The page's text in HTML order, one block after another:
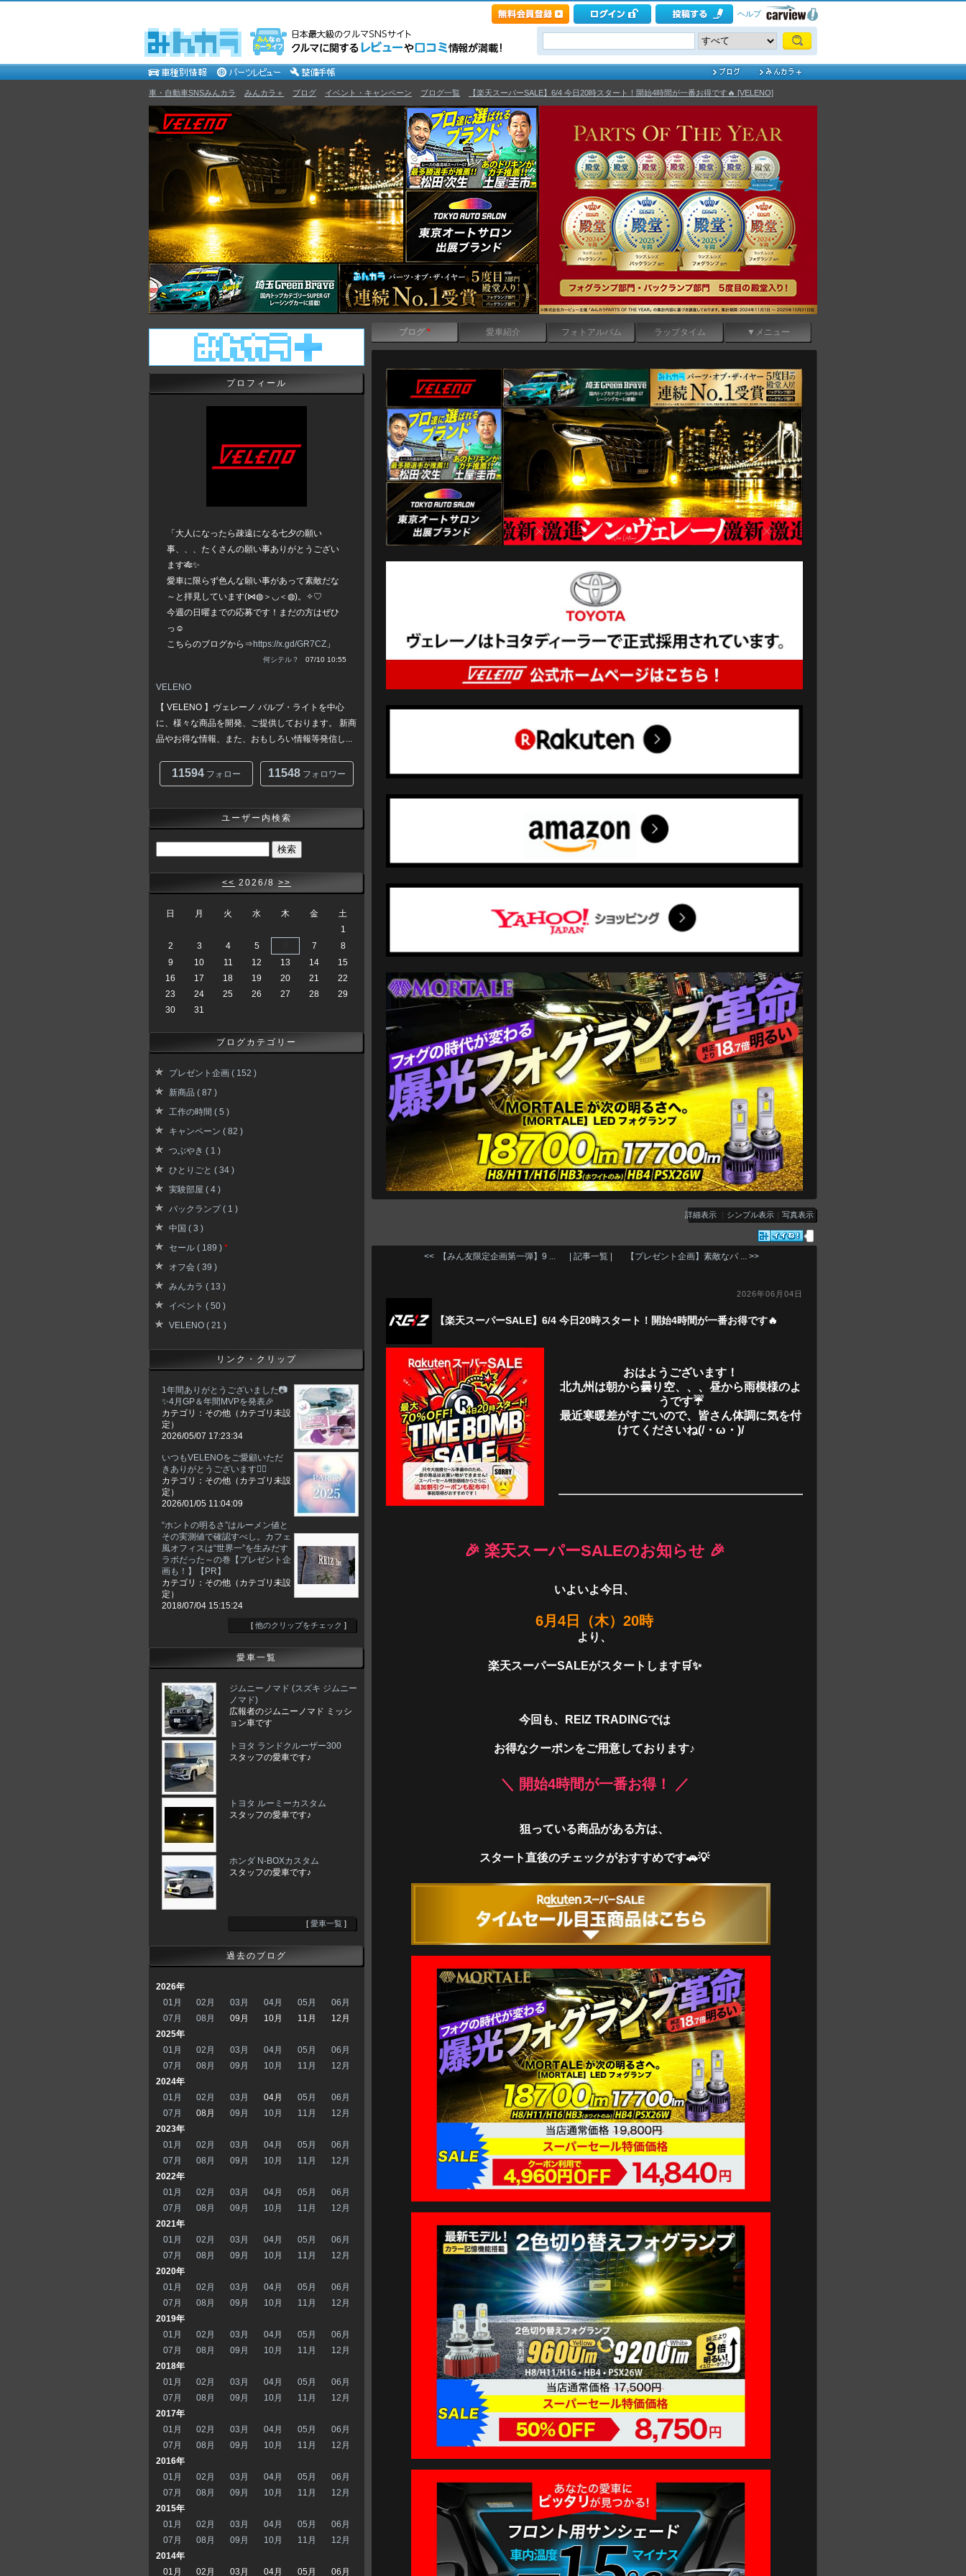
ヘルプ
車・自動車SNSみんカラ みんカラ＋ ブログ イベント・キャンペーン ブログ一覧 【楽天スーパーSALE】6/4 今日20時スタート！開始4時間が一番お得です🔥 [VELENO]
VELENO
ブログ* 愛車紹介 フォトアルバム ラップタイム ▼メニュー
詳細表示 ｜ シンプル表示 写真表示
<< 【みん友限定企画第一弾】9 ... | 記事一覧 | 【プレゼント企画】素敵なパ ... >>
2026年06月04日
【楽天スーパーSALE】6/4 今日20時スタート！開始4時間が一番お得です🔥
おはようございます！
北九州は朝から曇り空、、、昼から雨模様のよ
うです☔
最近寒暖差がすごいので、皆さん体調に気を付
けてくださいね(/・ω・)/
🎉 楽天スーパーSALEのお知らせ 🎉
いよいよ今日、
6月4日（木）20時
より、
楽天スーパーSALEがスタートします🛒✨
今回も、REIZ TRADINGでは
お得なクーポンをご用意しております♪
＼ 開始4時間が一番お得！ ／
狙っている商品がある方は、
スタート直後のチェックがおすすめです🚗💡
プロフィール
「大人になったら疎遠になる七夕の願い
事、、、たくさんの願い事ありがとうござい
ます🎋✨
愛車に限らず色んな願い事があって素敵だな
～と拝見しています(⋈◍＞◡＜◍)。✧♡
今週の日曜までの応募です！まだの方はぜひ
っ☺
こちらのブログから⇒ https://x.gd/GR7CZ 」
何シテル？ 07/10 10:55
VELENO
【 VELENO 】ヴェレーノ バルブ・ライトを中心
に、様々な商品を開発、ご提供しております。 新商
品やお得な情報、また、おもしろい情報等発信し...
11594 フォロー 11548 フォロワー
ユーザー内検索
<< 2026/8 >>
日 月 火 水 木 金
土
1
2
3 4 5 7
8
9
10 11 12 13 14
15
16
17 18 19 20 21
22
23
24 25 26 27 28
29
30
31
ブログカテゴリー
プレゼント企画 ( 152 )
新商品 ( 87 )
工作の時間 ( 5 )
キャンペーン ( 82 )
つぶやき ( 1 )
ひとりごと ( 34 )
実験部屋 ( 4 )
バックランプ ( 1 )
中国 ( 3 )
セール ( 189 ) *
オフ会 ( 39 )
みんカラ ( 13 )
イベント ( 50 )
VELENO ( 21 )
リンク・クリップ
1年間ありがとうございました📷
✨4月GP＆年間MVPを発表🎉
カテゴリ：その他（カテゴリ未設
定）
2026/05/07 17:23:34
いつもVELENOをご愛顧いただ
きありがとうございます🙇‍♀️
カテゴリ：その他（カテゴリ未設
定）
2026/01/05 11:04:09
“ホントの明るさ”はルーメン値と
その実測値で確認すべし。カフェ
風オフィスは“世界一”を生みだす
ラボだった～の巻【プレゼント企
画も！】【PR】
カテゴリ：その他（カテゴリ未設
定）
2018/07/04 15:15:24
[ 他のクリップをチェック ]
愛車一覧
ジムニーノマド (スズキ ジムニー
ノマド)
広報者のジムニーノマド ミッシ
ョン車です
トヨタ ランドクルーザー300
スタッフの愛車です♪
トヨタ ルーミーカスタム
スタッフの愛車です♪
ホンダ N-BOXカスタム
スタッフの愛車です♪
[ 愛車一覧 ]
過去のブログ
2026年
01月
02月 03月 04月 05月
06月
07月
08月 09月 10月 11月
12月
2025年
01月
02月 03月 04月 05月
06月
07月
08月 09月 10月 11月
12月
2024年
01月
02月 03月 04月 05月
06月
07月
08月 09月 10月 11月
12月
2023年
01月
02月 03月 04月 05月
06月
07月
08月 09月 10月 11月
12月
2022年
01月
02月 03月 04月 05月
06月
07月
08月 09月 10月 11月
12月
2021年
01月
02月 03月 04月 05月
06月
07月
08月 09月 10月 11月
12月
2020年
01月
02月 03月 04月 05月
06月
07月
08月 09月 10月 11月
12月
2019年
01月
02月 03月 04月 05月
06月
07月
08月 09月 10月 11月
12月
2018年
01月
02月 03月 04月 05月
06月
07月
08月 09月 10月 11月
12月
2017年
01月
02月 03月 04月 05月
06月
07月
08月 09月 10月 11月
12月
2016年
01月
02月 03月 04月 05月
06月
07月
08月 09月 10月 11月
12月
2015年
01月
02月 03月 04月 05月
06月
07月
08月 09月 10月 11月
12月
2014年
01月
02月 03月 04月 05月 06月